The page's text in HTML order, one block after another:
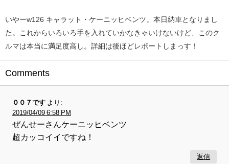
いやーw126 キャラット・ケーニッヒベンツ。本日納車となりまし
た。これからいろいろ手を入れていかなきゃいけないけど、このク
ルマは本当に満足度高し。詳細は後ほどレポートしまっす！
Comments
００７です より:
2019/04/09 6:58 PM
ぜんせーさんケーニッヒベンツ
超カッコイイですね！
返信